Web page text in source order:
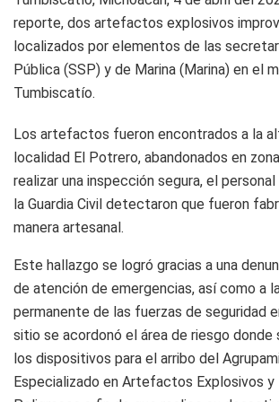
reporte, dos artefactos explosivos
localizados por elementos de las
Pública (SSP) y de Marina (Marina) en el
Tumbiscatío.
Los artefactos fueron encontrados a la
localidad El Potrero, abandonados en
realizar una inspección segura, el
la Guardia Civil detectaron que fueron
manera artesanal.
Este hallazgo se logró gracias a una
de atención de emergencias, así como a
permanente de las fuerzas de seguridad
sitio se acordonó el área de riesgo donde
los dispositivos para el arribo del
Especializado en Artefactos Explosivos y